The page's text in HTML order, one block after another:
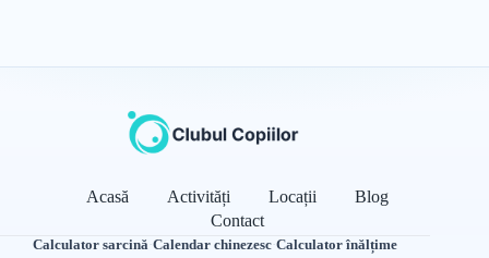
Acasă Activități Locații
Blog
Contact
Calculator sarcină·Calendar chinezesc·Calculator înălțime